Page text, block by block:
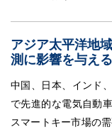
アジア太平洋地
測に影響を与え
中国、日本、インド
で先進的な電気自動
スマートキー市場の